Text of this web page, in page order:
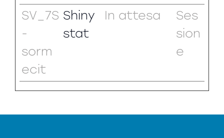
SV_7S
-
sorm
ecit
Shiny
stat
In attesa
Ses
sion
e